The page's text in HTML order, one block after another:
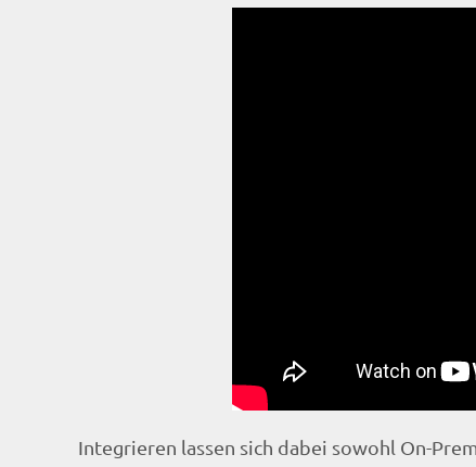
Integrieren lassen sich dabei sowohl On-